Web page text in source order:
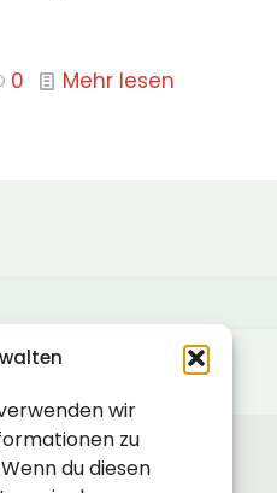
wir
zu
du diesen
0 Mehr lesen